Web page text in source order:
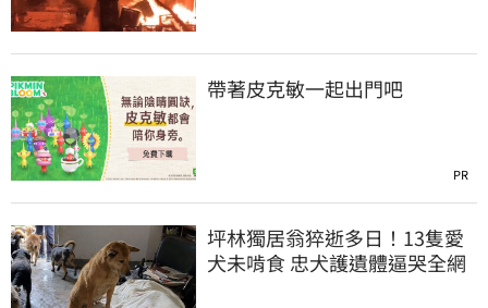
帶著皮克敏一起出門吧
PR
坪林獨居翁猝逝多日！13隻愛
犬未啃食 忠犬護遺體逼哭全網